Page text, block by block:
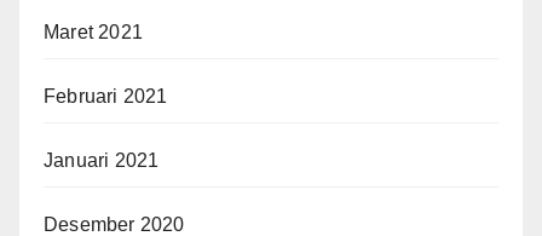
Maret 2021
Februari 2021
Januari 2021
Desember 2020